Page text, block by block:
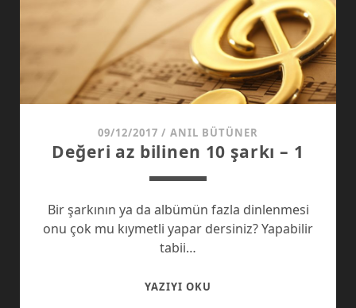
09/12/2017 / ANIL BÜTÜNER
Değeri az bilinen 10 şarkı – 1
Bir şarkının ya da albümün fazla dinlenmesi
onu çok mu kıymetli yapar dersiniz? Yapabilir
tabii…
YAZIYI OKU